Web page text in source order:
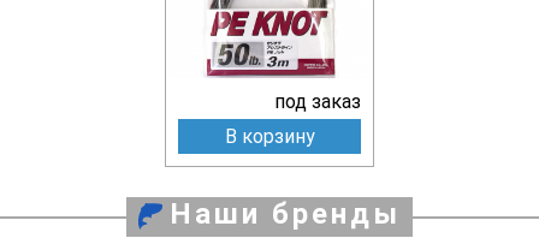
под заказ
В корзину
Наши бренды